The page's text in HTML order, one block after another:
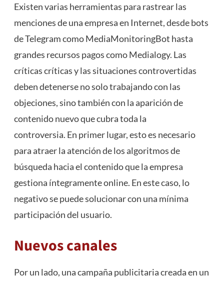
Existen varias herramientas para rastrear las
menciones de una empresa en Internet, desde bots
de Telegram como MediaMonitoringBot hasta
grandes recursos pagos como Medialogy. Las
críticas críticas y las situaciones controvertidas
deben detenerse no solo trabajando con las
objeciones, sino también con la aparición de
contenido nuevo que cubra toda la
controversia. En primer lugar, esto es necesario
para atraer la atención de los algoritmos de
búsqueda hacia el contenido que la empresa
gestiona íntegramente online. En este caso, lo
negativo se puede solucionar con una mínima
participación del usuario.
Nuevos canales
Por un lado, una campaña publicitaria creada en un